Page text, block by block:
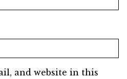
and website in this